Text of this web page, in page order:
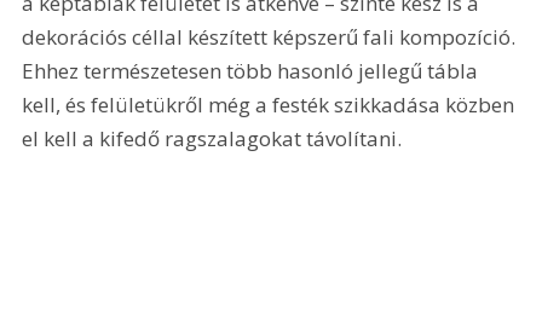
dekorációs céllal készített képszerű fali kompozíció.
Ehhez természetesen több hasonló jellegű tábla
kell, és felületükről még a festék szikkadása közben
el kell a kifedő ragszalagokat távolítani.